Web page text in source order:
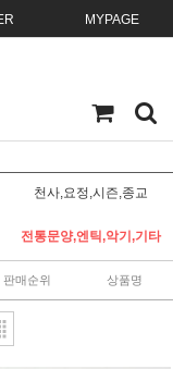
MYPAGE
천사,요정,시즌,종교
전통문양,엔틱,악기,기타
판매순위 상품명